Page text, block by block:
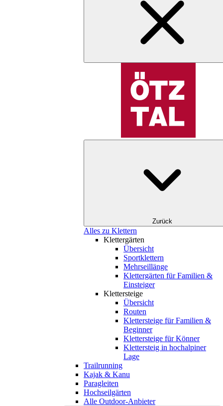
Zurück
Alles zu Klettern
Klettergärten
Übersicht
Sportklettern
Mehrseillänge
Klettergärten für Familien &
Einsteiger
Klettersteige
Übersicht
Routen
Klettersteige für Familien &
Beginner
Klettersteige für Könner
Klettersteig in hochalpiner
Lage
Trailrunning
Kajak & Kanu
Paragleiten
Hochseilgärten
Alle Outdoor-Anbieter